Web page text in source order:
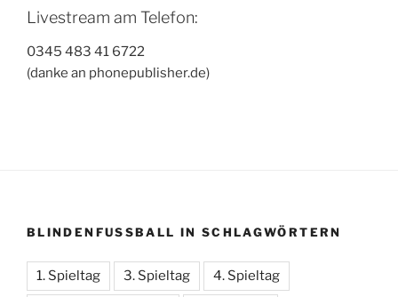
Livestream am Telefon:
0345 483 41 6722
(danke an phonepublisher.de)
BLINDENFUSSBALL IN SCHLAGWÖRTERN
1. Spieltag 3. Spieltag 4. Spieltag